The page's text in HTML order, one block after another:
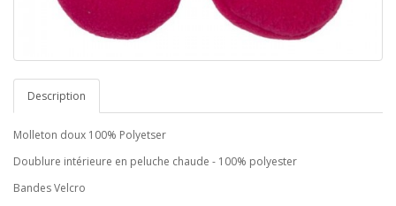
Description
Molleton doux 100% Polyetser
Doublure intérieure en peluche chaude - 100% polyester
Bandes Velcro